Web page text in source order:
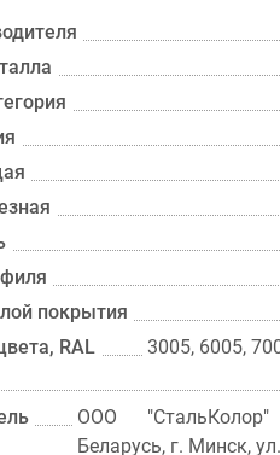
покрытия
RAL
3005, 6005,
ООО
Беларусь, г. Минск,